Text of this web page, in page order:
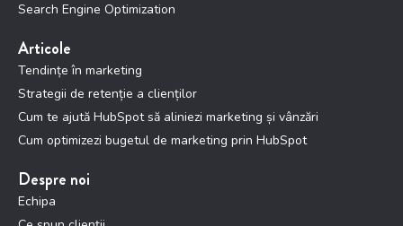
Search Engine Optimization
Articole
Tendințe în marketing
Strategii de retenție a clienților
Cum te ajută HubSpot să aliniezi marketing și vânzări
Cum optimizezi bugetul de marketing prin HubSpot
Despre noi
Echipa